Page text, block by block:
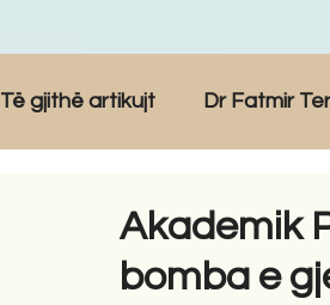
Të gjithë artikujt Dr Fatmir
Antologji Poezi
Akademik
bomba e